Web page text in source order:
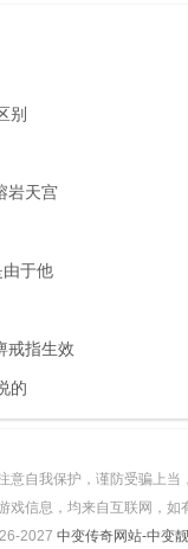
别
岩天宫
于他
戒指生效
的
意自我保护，谨防受骗上
戏信息，均来自互联网，
2027 中变传奇网站-中变